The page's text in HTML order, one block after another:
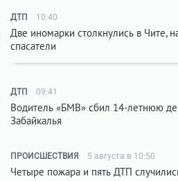
ДТП 10:40
Две иномарки столкнулись в Чите,
спасатели
ДТП 09:41
Водитель «БМВ» сбил 14-летнюю
Забайкалья
ПРОИСШЕСТВИЯ 5 августа в 10:50
Четыре пожара и пять ДТП